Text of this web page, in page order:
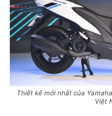
Thiết kế mới nhất của
Việt